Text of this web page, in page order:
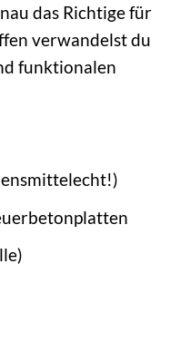
das Richtige für
verwandelst du
funktionalen